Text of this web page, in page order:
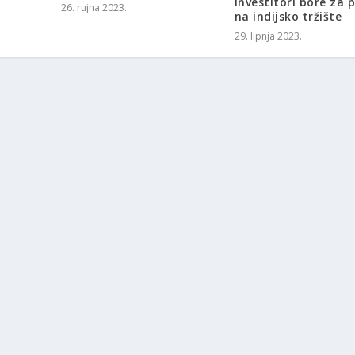
26. rujna 2023.
na indijsko tržište
29. lipnja 2023.